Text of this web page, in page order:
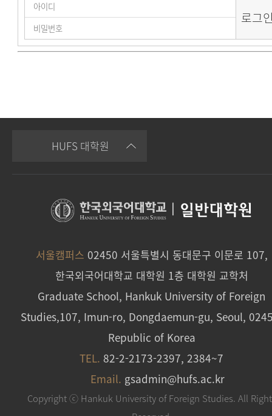
HUFS 대학원
일반대학원
서울캠퍼스 02450 서울특별시 동대문구 이문로 107,
한국외국어대학교 대학원 1층 대학원 교학처
Graduate School, Hankuk University of Foreign
Studies,107, Imun-ro, Dongdaemun-gu, Seoul,
Republic of Korea
TEL. 82-2-2173-2397, 2384~7
Email. gsadmin@hufs.ac.kr
Copyright ⓒ Hankuk University of Foreign Studies. All